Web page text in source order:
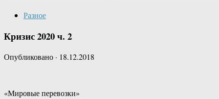
Разное
Кризис 2020 ч. 2
Опубликовано · 18.12.2018
«Мировые перевозки»